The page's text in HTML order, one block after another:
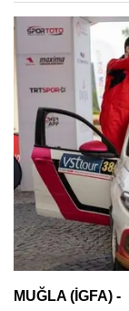
MUĞLA (İGFA) -